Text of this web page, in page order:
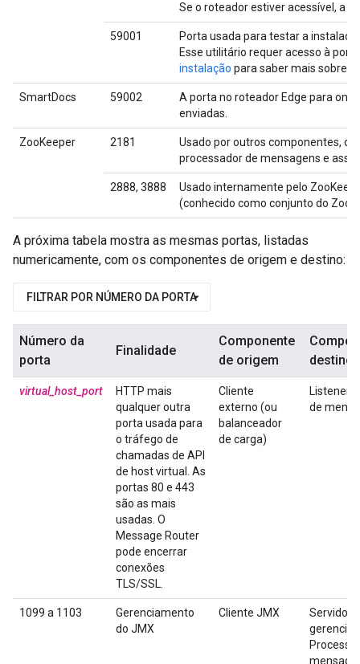
Se o roteador estiver acessível, a
59001
Porta usada para testar a
Esse utilitário requer acesso à
instalação para saber mais sobre a
SmartDocs 59002
A porta no roteador Edge para
enviadas.
ZooKeeper 2181
Usado por outros componentes,
processador de mensagens e
2888, 3888
Usado internamente pelo
(conhecido como conjunto do
A próxima tabela mostra as mesmas portas, listadas
numericamente, com os componentes de origem e destino:
FILTRAR POR NÚMERO DA PORTA
Número da
porta
Finalidade
Componente
de origem
destino
virtual_host_port
HTTP mais
qualquer outra
porta usada para
o tráfego de
chamadas de API
de host virtual. As
portas 80 e 443
são as mais
usadas. O
Message Router
pode encerrar
conexões
TLS/SSL.
Cliente
externo (ou
balanceador
de carga)
Listener
de
1099 a 1103
Gerenciamento
do JMX
Cliente JMX
Servidor